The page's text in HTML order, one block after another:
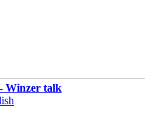
Winzer talk